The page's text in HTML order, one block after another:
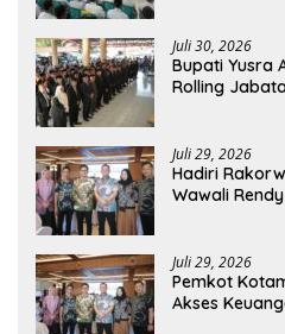
Juli 30, 2026
Bupati Yusra
Rolling
Juli 29, 2026
Hadiri
Wawali
Juli 29, 2026
Pemkot
Akses